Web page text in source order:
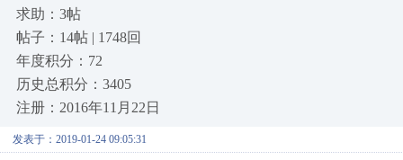
求助：3帖
帖子：14帖 | 1748回
年度积分：72
历史总积分：3405
注册：2016年11月22日
发表于：2019-01-24 09:05:31